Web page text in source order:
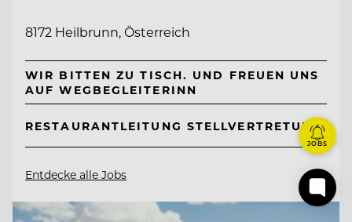
8172 Heilbrunn, Österreich
WIR BITTEN ZU TISCH. UND FREUEN UNS
AUF WEGBEGLEITERINN
RESTAURANTLEITUNG STELLVERTRETUNG
Entdecke alle Jobs
JOBS